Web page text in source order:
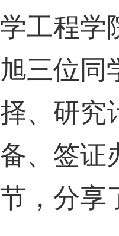
学工程学
旭三位同
择、研究
备、签证
节，分享